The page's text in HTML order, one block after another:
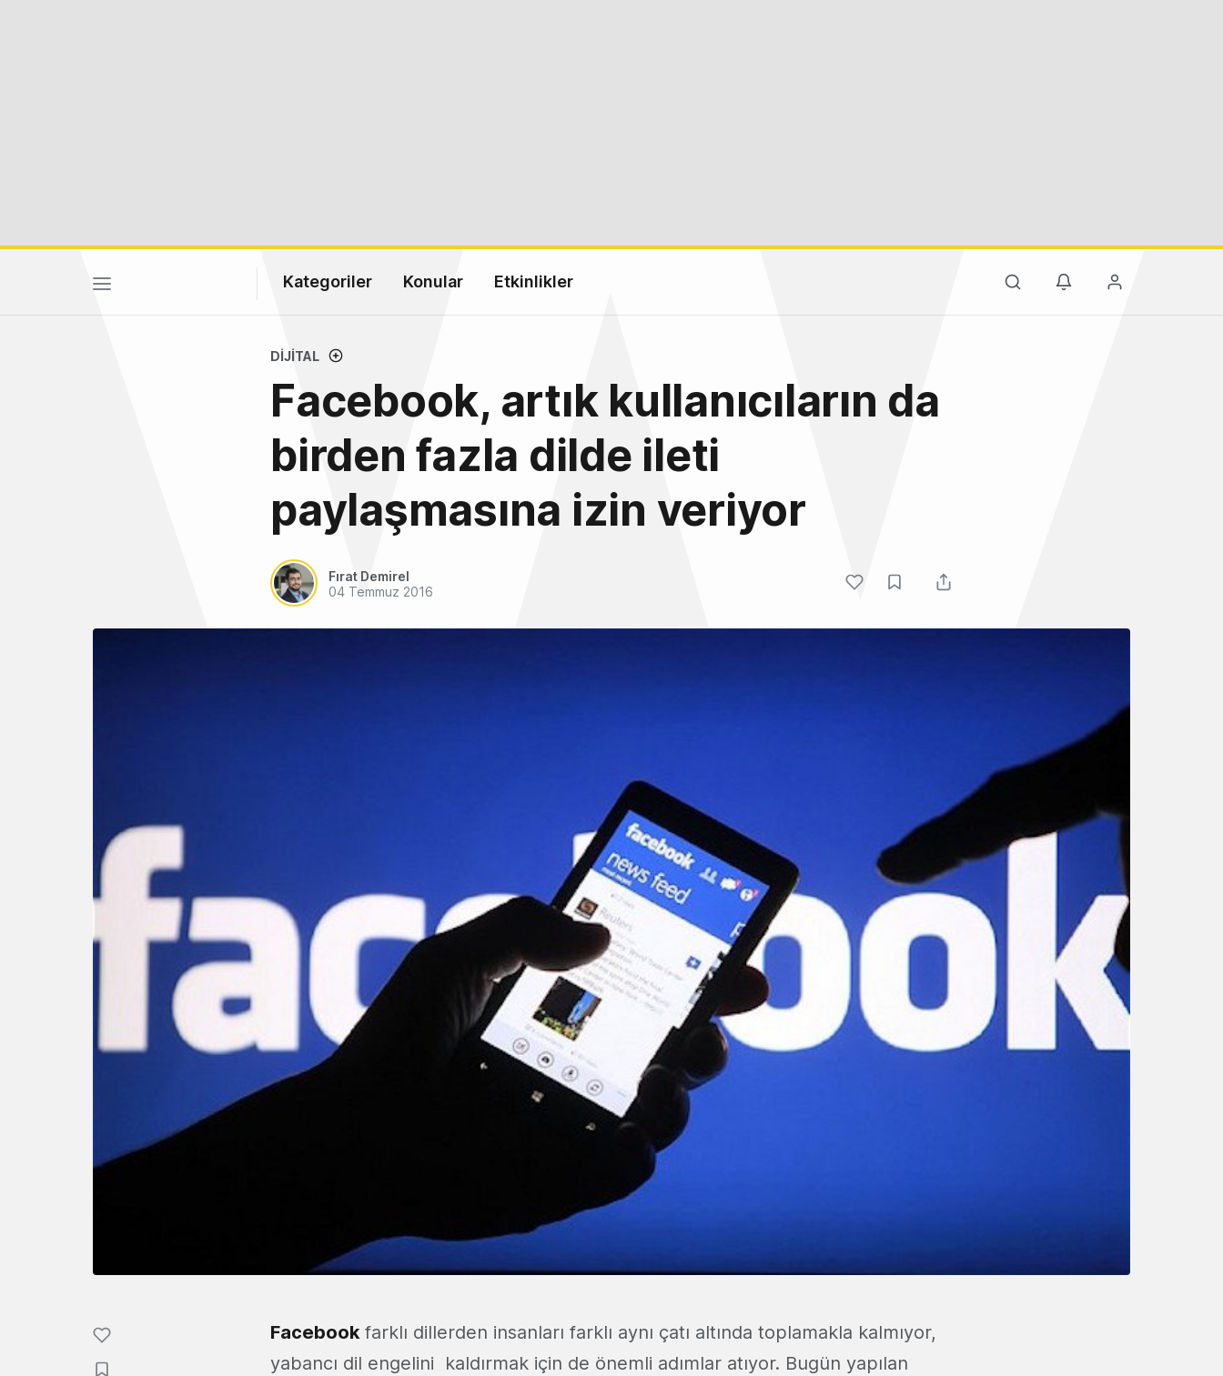
Kategoriler Konular Etkinlikler
DIJITAL
Facebook, artık kullanıcıların da
birden fazla dilde ileti
paylaşmasına izin veriyor
Fırat Demirel
04 Temmuz 2016
Facebookfarklı dillerden insanları farklı aynı çatı altında toplamakla kalmıyor,
yabancı dil engelini kaldırmak için de önemli adımlar atıyor. Bugün yapılan